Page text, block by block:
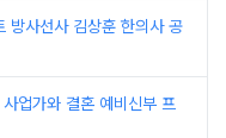
방사선사 김상훈 한의사 공
업가와 결혼 예비신부 프